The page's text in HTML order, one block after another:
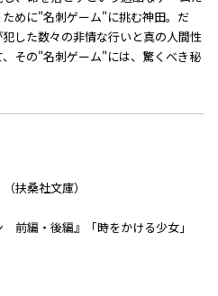
めに"名刺ゲーム"に挑む神田。だ
した数々の非情な行いと真の人間性
その"名刺ゲーム"には、驚くべき秘
扶桑社文庫）
前編・後編』「時をかける少女」